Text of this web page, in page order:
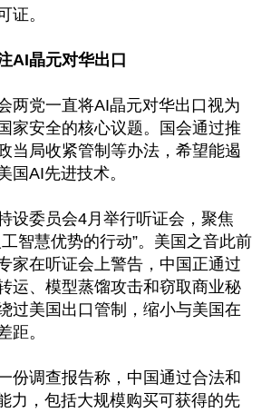
证。
AI晶元对华出口
两党一直将AI晶元对华出口视为
家安全的核心议题。国会通过推
当局收紧管制等办法，希望能遏
国AI先进技术。
设委员会4月举行听证会，聚焦
智慧优势的行动”。美国之音此前
家在听证会上警告，中国正通过
运、模型蒸馏攻击和窃取商业秘
过美国出口管制，缩小与美国在
距。
份调查报告称，中国通过合法和
力，包括大规模购买可获得的先